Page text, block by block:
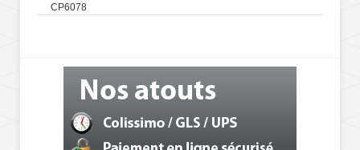
CP6078